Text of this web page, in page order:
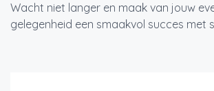
Wacht niet langer en maak van jouw
gelegenheid een smaakvol succes met